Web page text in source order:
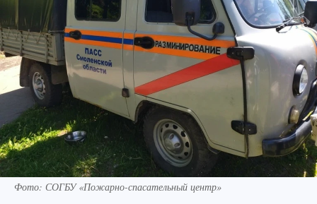
Фото: СОГБУ «Пожарно-спасательный центр»